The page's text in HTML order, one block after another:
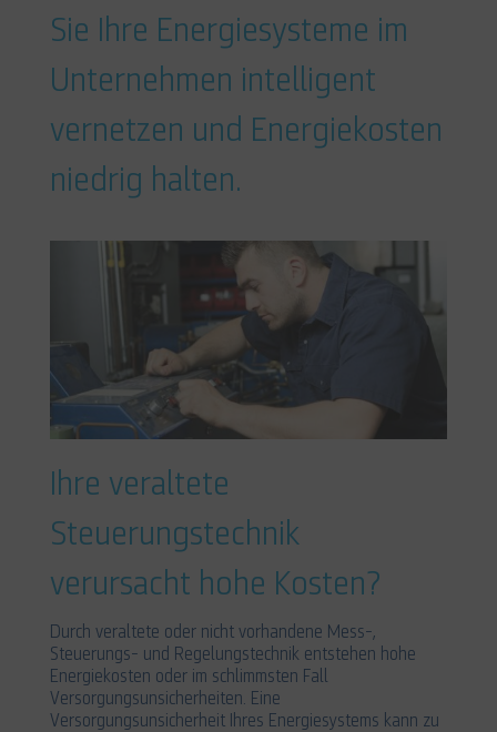
Sie Ihre Energiesysteme im
Unternehmen intelligent
vernetzen und Energiekosten
niedrig halten.
Ihre veraltete
Steuerungstechnik
verursacht hohe Kosten?
Durch veraltete oder nicht vorhandene Mess-,
Steuerungs- und Regelungstechnik entstehen hohe
Energiekosten oder im schlimmsten Fall
Versorgungsunsicherheiten. Eine
Versorgungsunsicherheit Ihres Energiesystems kann zu